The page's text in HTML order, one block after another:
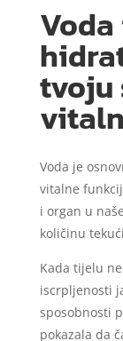
tvoju
Voda je
vitalne
i organ u
količinu
Kada tijelu
iscrpljenosti
sposobnosti
pokazala da